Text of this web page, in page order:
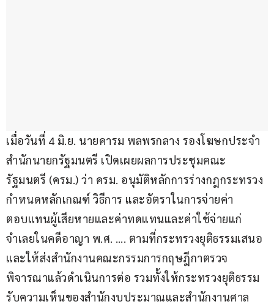
เมื่อวันที่ 4 มิ.ย. นายคารม พลพรกลาง รองโฆษกประจำ
สำนักนายกรัฐมนตรี เปิดเผยผลการประชุมคณะ
รัฐมนตรี (ครม.) ว่า ครม. อนุมัติหลักการร่างกฎกระทรวง
กำหนดหลักเกณฑ์ วิธีการ และอัตราในการจ่ายค่า
ตอบแทนผู้เสียหายและค่าทดแทนและค่าใช้จ่ายแก่
จำเลยในคดีอาญา พ.ศ. …. ตามที่กระทรวงยุติธรรมเสนอ
และให้ส่งสำนักงานคณะกรรมการกฤษฎีกาตรวจ
พิจารณาแล้วดำเนินการต่อ รวมทั้งให้กระทรวงยุติธรรม
รับความเห็นของสำนักงบประมาณและสำนักงานศาล